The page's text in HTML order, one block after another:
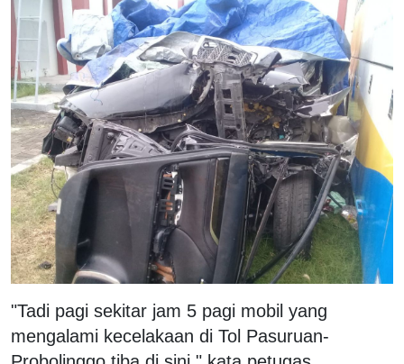
"Tadi pagi sekitar jam 5 pagi mobil yang
mengalami kecelakaan di Tol Pasuruan-